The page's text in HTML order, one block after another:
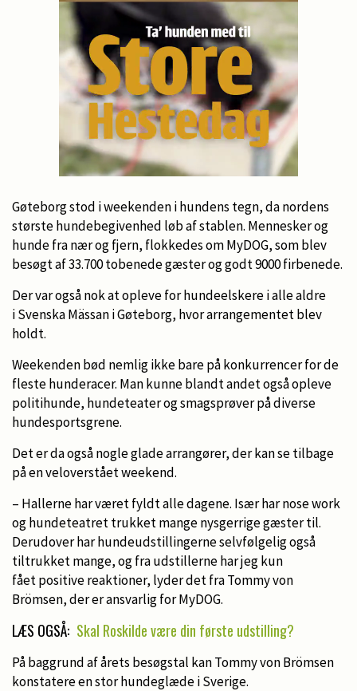
Gøteborg stod i weekenden i hundens tegn, da nordens
største hundebegivenhed løb af stablen. Mennesker og
hunde fra nær og fjern, flokkedes om MyDOG, som blev
besøgt af 33.700 tobenede gæster og godt 9000 firbenede.
Der var også nok at opleve for hundeelskere i alle aldre
i Svenska Mässan i Gøteborg, hvor arrangementet blev
holdt.
Weekenden bød nemlig ikke bare på konkurrencer for de
fleste hunderacer. Man kunne blandt andet også opleve
politihunde, hundeteater og smagsprøver på diverse
hundesportsgrene.
Det er da også nogle glade arrangører, der kan se tilbage
på en veloverstået weekend.
– Hallerne har været fyldt alle dagene. Især har nose work
og hundeteatret trukket mange nysgerrige gæster til.
Derudover har hundeudstillingerne selvfølgelig også
tiltrukket mange, og fra udstillerne har jeg kun
fået positive reaktioner, lyder det fra Tommy von
Brömsen, der er ansvarlig for MyDOG.
LÆS OGSÅ: Skal Roskilde være din første udstilling?
På baggrund af årets besøgstal kan Tommy von Brömsen
konstatere en stor hundeglæde i Sverige.